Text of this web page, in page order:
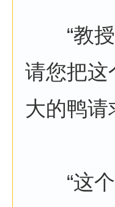
“教授
请您把这
大的鸭请
“这个